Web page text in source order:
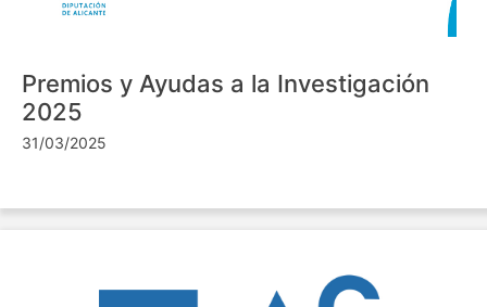
Premios y Ayudas a la Investigación
2025
31/03/2025